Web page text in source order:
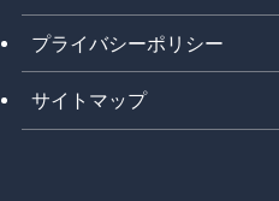
プライバシーポリシー
サイトマップ